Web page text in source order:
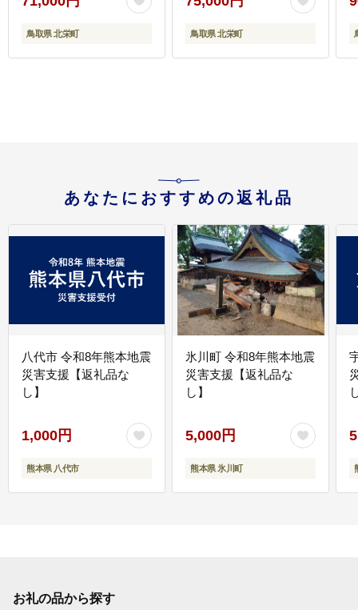
定不可
鳥取県 北栄町
次発送予定
鳥取県 北栄町
あなたにおすすめの返礼品
八代市 令和8年熊本地震
災害支援【返礼品な
し】
1,000円
熊本県 八代市
氷川町 令和8年熊本地震
災害支援【返礼品な
し】
5,000円
熊本県 氷川町
お礼の品から探す